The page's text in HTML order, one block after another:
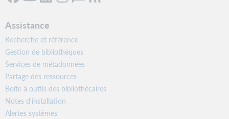
Assistance
Recherche et référence
Gestion de bibliothèques
Services de métadonnées
Partage des ressources
Boîte à outils des bibliothécaires
Notes d’installation
Alertes systèmes